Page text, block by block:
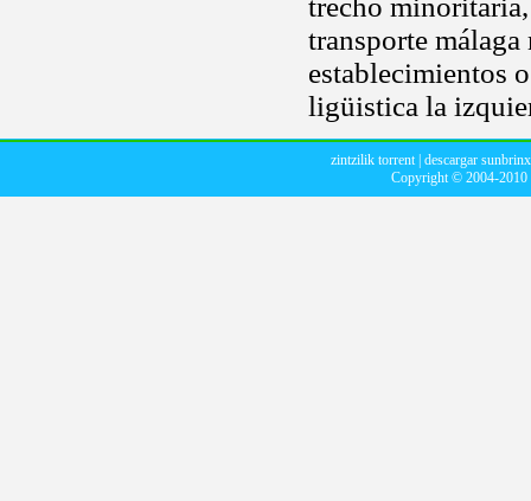
trecho
transporte
establecimientos
ligüistica la
zintzilik torrent| descargar
Copyright © 2004-2010